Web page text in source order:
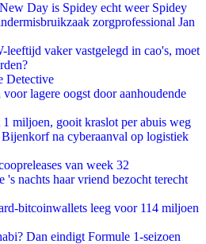
Day is Spidey echt weer Spidey
zorgprofessional Jan
vaker vastgelegd in cao's, moet
Detective
lagere oogst door aanhoudende
miljoen, gooit kraslot per abuis weg
na cyberaanval op logistiek
van week 32
's nachts haar vriend bezocht terecht
bitcoinwallets leeg voor 114 miljoen
Dan eindigt Formule 1-seizoen